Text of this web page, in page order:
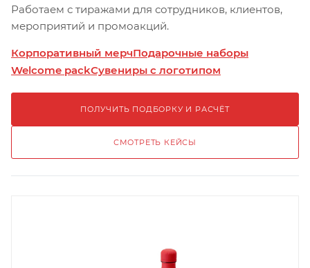
Работаем с тиражами для сотрудников, клиентов,
мероприятий и промоакций.
Корпоративный мерчПодарочные наборы
Welcome packСувениры с логотипом
ПОЛУЧИТЬ ПОДБОРКУ И РАСЧЁТ
СМОТРЕТЬ КЕЙСЫ